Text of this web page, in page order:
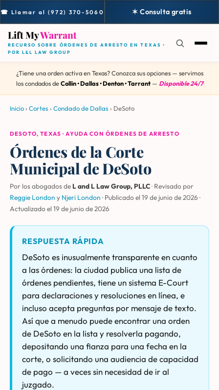
☎ Llamar al (972) 370-5060 ✶ Consulta gratis
Lift MyWarrant
RECURSO SOBRE ÓRDENES DE ARRESTO EN TEXAS •
POR L&L LAW GROUP
¿Tiene una orden activa en Texas? Conozca sus opciones — servimos
los condados deCollin • Dallas • Denton • Tarrant— Disponible 24/7
Inicio› Cortes › Condado de Dallas › DeSoto
DESOTO, TEXAS · AYUDA CON ÓRDENES DE ARRESTO
Órdenes de la Corte
Municipal de DeSoto
Por los abogados de L and L Law Group, PLLC· Revisado por
Reggie London y Njeri London · Publicado el 19 de junio de 2026·
Actualizado el 19 de junio de 2026
RESPUESTA RÁPIDA
DeSoto es inusualmente transparente en cuanto
a las órdenes: la ciudad publica una lista de
órdenes pendientes, tiene un sistema E-Court
para declaraciones y resoluciones en línea, e
incluso acepta preguntas por mensaje de texto.
Así que a menudo puede encontrar una orden
de DeSoto en la lista y resolverla pagando,
depositando una fianza para una fecha en la
corte, o solicitando una audiencia de capacidad
de pago — a veces sin necesidad de ir al
juzgado.